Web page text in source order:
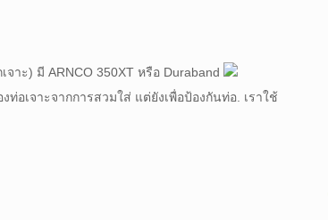
าะ) มี ARNCO 350XT หรือ Duraband
ท่อเจาะจากการสวมใส่ แต่ยังเพื่อป้องกันท่อ. เราใช้